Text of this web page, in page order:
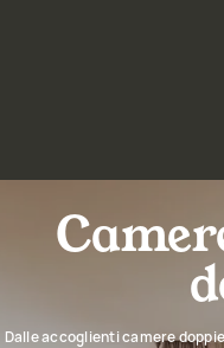
Dalle accoglienti camere